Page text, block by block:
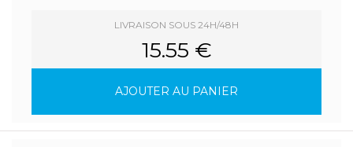
LIVRAISON SOUS 24H/48H
15.55 €
AJOUTER AU PANIER